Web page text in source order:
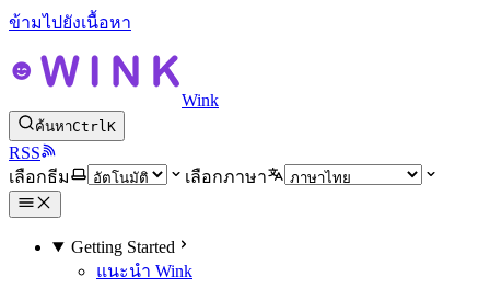
ข้ามไปยังเนื้อหา
Wink
ค้นหาCtrlK
RSS
เลือกธีม
เลือกภาษา
Getting Started
แนะนำ Wink